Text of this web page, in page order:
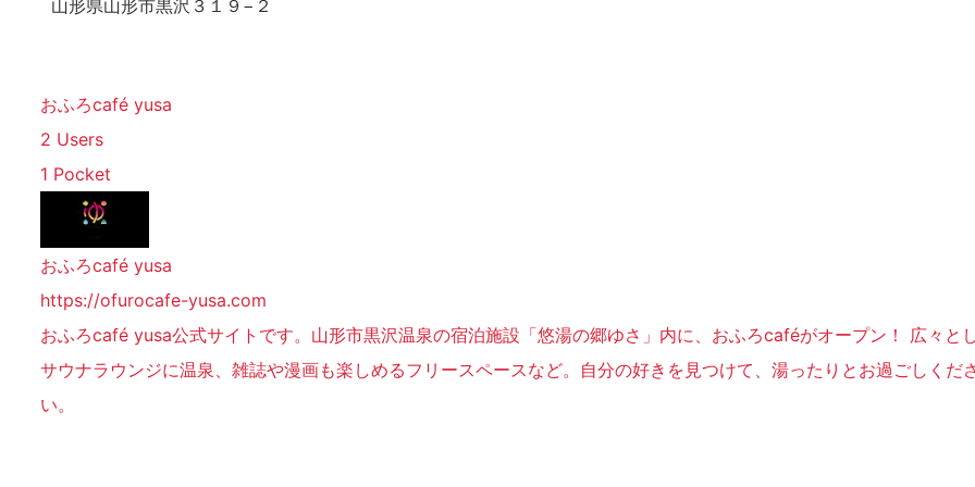
山形県山形市黒沢３１９−２
おふろcafé yusa
2 Users
1 Pocket
おふろcafé yusa
https://ofurocafe-yusa.com
おふろcafé yusa公式サイトです。山形市黒沢温泉の宿泊施設「悠湯の郷ゆさ」内に、おふろcaféがオープン！ 広々と
サウナラウンジに温泉、雑誌や漫画も楽しめるフリースペースなど。自分の好きを見つけて、湯ったりとお過ごしくだ
い。